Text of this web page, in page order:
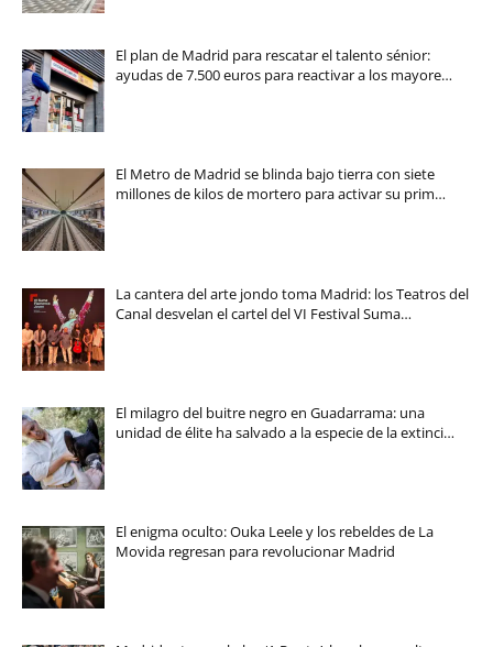
El plan de Madrid para rescatar el talento sénior:
ayudas de 7.500 euros para reactivar a los mayore…
El Metro de Madrid se blinda bajo tierra con siete
millones de kilos de mortero para activar su prim…
La cantera del arte jondo toma Madrid: los Teatros del
Canal desvelan el cartel del VI Festival Suma…
El milagro del buitre negro en Guadarrama: una
unidad de élite ha salvado a la especie de la extinci…
El enigma oculto: Ouka Leele y los rebeldes de La
Movida regresan para revolucionar Madrid